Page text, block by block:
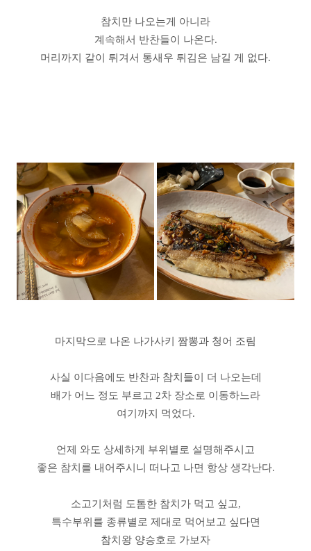
참치만 나오는게 아니라
계속해서 반찬들이 나온다.
머리까지 같이 튀겨서 통새우 튀김은 남길 게 없다.
마지막으로 나온 나가사키 짬뽕과 청어 조림
사실 이다음에도 반찬과 참치들이 더 나오는데
배가 어느 정도 부르고 2차 장소로 이동하느라
여기까지 먹었다.
언제 와도 상세하게 부위별로 설명해주시고
좋은 참치를 내어주시니 떠나고 나면 항상 생각난다.
소고기처럼 도톰한 참치가 먹고 싶고,
특수부위를 종류별로 제대로 먹어보고 싶다면
참치왕 양승호로 가보자